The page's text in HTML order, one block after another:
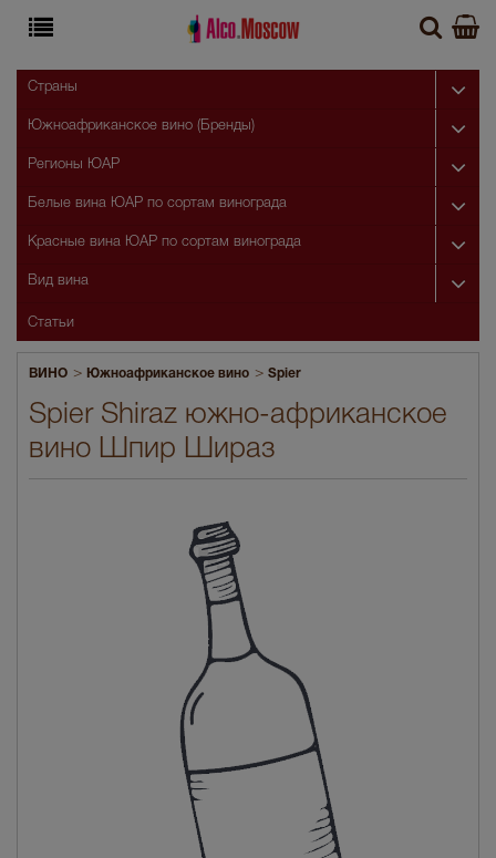
ВИНО > Южноафриканское вино > Spier
Spier Shiraz южно-африканское
вино Шпир Шираз
Страны
Южноафриканское вино (Бренды)
Регионы ЮАР
Белые вина ЮАР по сортам винограда
Красные вина ЮАР по сортам винограда
Вид вина
Статьи